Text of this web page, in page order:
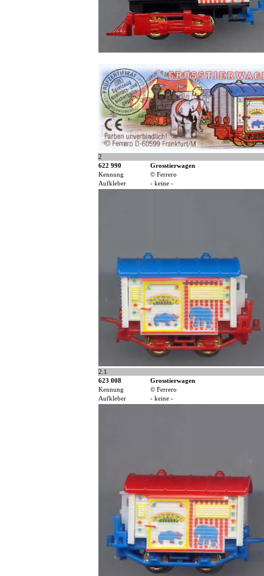
2
622 990
Grosstierwagen
Kennung
© Ferrero
Aufkleber
- keine -
2.1
623 008
Grosstierwagen
Kennung
© Ferrero
Aufkleber
- keine -